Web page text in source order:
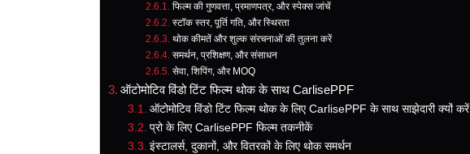
फिल्म की गुणवत्ता, प्रमाणपत्र, और स्पेक्स जांचें
स्टॉक स्तर, पूर्ति गति, और स्थिरता
थोक कीमतें और शुल्क संरचनाओं की तुलना करें
समर्थन, प्रशिक्षण, और संसाधन
सेवा, शिपिंग, और MOQ
ऑटोमोटिव विंडो टिंट फिल्म थोक के साथ CarlisePPF
ऑटोमोटिव विंडो टिंट फिल्म थोक के लिए CarlisePPF के साथ साझेदारी क्यों करें
प्रो के लिए CarlisePPF फिल्म तकनीकें
इंस्टालर्स, दुकानों, और वितरकों के लिए थोक समर्थन